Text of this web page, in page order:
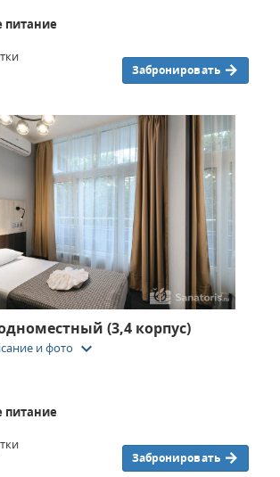
питание
Забронировать
(3,4 корпус)
и фото keyboard_arrow_down
питание
Забронировать